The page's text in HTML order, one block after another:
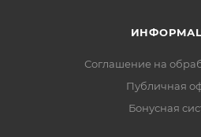
Соглашение на
Публичная
Бонусная